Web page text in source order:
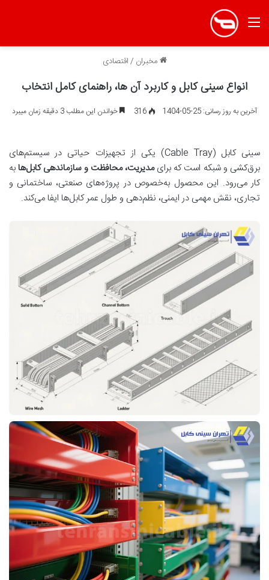
منو
مخبران /اقتصادی
انواع سینی کابل و کاربرد آن ها، راهنمای کامل انتخاب
آخرین به روز رسانی: 25-05-1404 316 خواندن این مطلب 3 دقیقه زمان میبرد
سینی کابل (Cable Tray) یکی از تجهیزات حیاتی در سیستم‌های
برق‌کشی و شبکه است که برایمدیریت، محافظت و سازماندهی کابل‌هابه
کار می‌رود. این محصول به‌خصوص در پروژه‌های صنعتی، ساختمانی و
تجاری، نقش مهمی در ایمنی، نظم‌دهی و طول عمر کابل‌ها ایفا می‌کند.